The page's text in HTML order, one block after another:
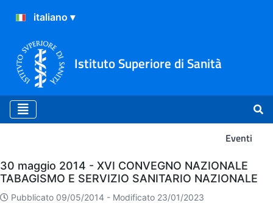
Istituto Superiore di Sanità
Eventi
Eventi
30 maggio 2014 - XVI CONVEGNO NAZIONALE
TABAGISMO E SERVIZIO SANITARIO NAZIONALE
Pubblicato 09/05/2014 - Modificato 23/01/2023